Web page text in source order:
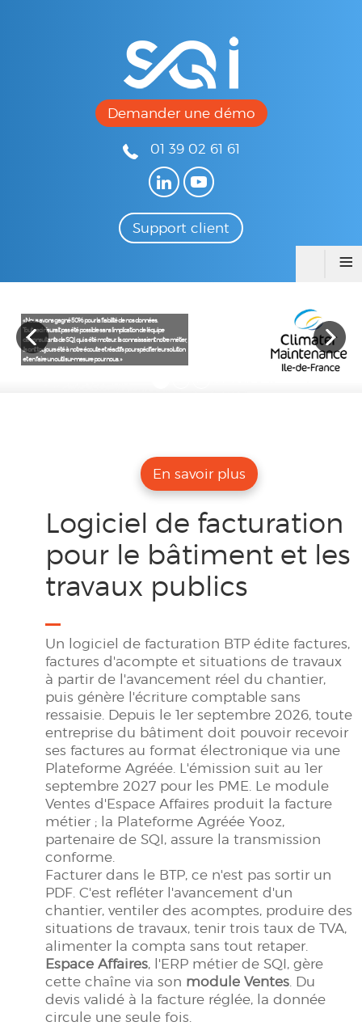
Demander une démo
01 39 02 61 61
Support client
≡
« Nous avons gagné 50% pour la fiabilité de nos données.
Tout ceci n'aurait pas été possible sans l'implication de l'équipe
de consultants de SQI, qui a été moteur. Ils connaissaient notre métier,
ils ont toujours été à notre écoute et réactifs pour spécifier leur solution
et en faire un outil sur-mesure pour nous. »
En savoir plus
Logiciel de facturation
pour le bâtiment et les
travaux publics
Un logiciel de facturation BTP édite factures,
factures d'acompte et situations de travaux
à partir de l'avancement réel du chantier,
puis génère l'écriture comptable sans
ressaisie. Depuis le 1er septembre 2026, toute
entreprise du bâtiment doit pouvoir recevoir
ses factures au format électronique via une
Plateforme Agréée. L'émission suit au 1er
septembre 2027 pour les PME. Le module
Ventes d'Espace Affaires produit la facture
métier ; la Plateforme Agréée Yooz,
partenaire de SQI, assure la transmission
conforme.
Facturer dans le BTP, ce n'est pas sortir un
PDF. C'est refléter l'avancement d'un
chantier, ventiler des acomptes, produire des
situations de travaux, tenir trois taux de TVA,
alimenter la compta sans tout retaper.
Espace Affaires, l'ERP métier de SQI, gère
cette chaîne via son module Ventes. Du
devis validé à la facture réglée, la donnée
circule une seule fois.